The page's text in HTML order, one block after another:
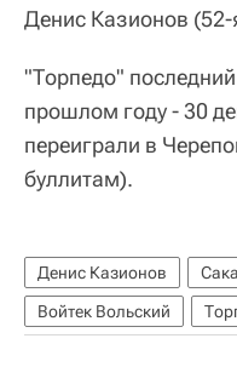
Денис Казионов (52-
"Торпедо"
прошлом году - 30
переиграли в
буллитам).
Денис Казионов
Войтек Вольский